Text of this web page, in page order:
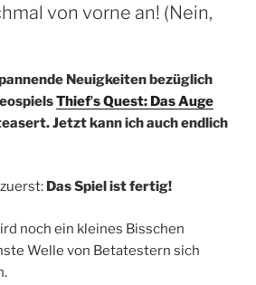
von vorne an! (Nein,
Neuigkeiten bezüglich
Thiefʼs Quest: Das Auge
Jetzt kann ich auch endlich
Das Spiel ist fertig!
noch ein kleines Bisschen
Welle von Betatestern sich